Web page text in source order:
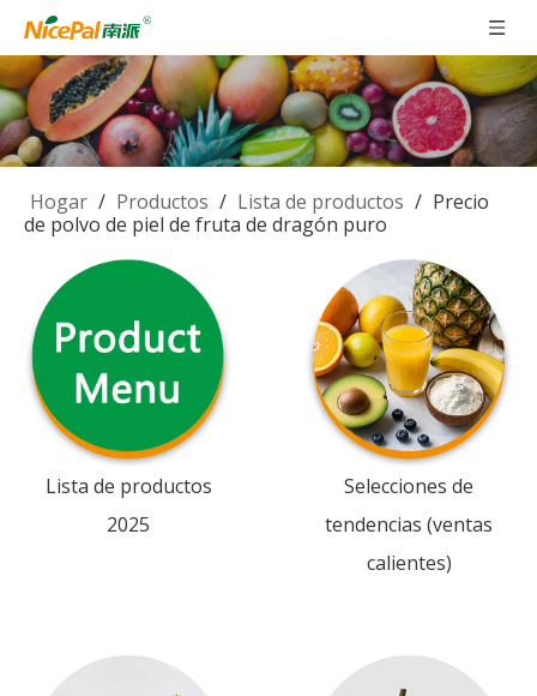
Hogar / Productos / Lista de productos / Precio
de polvo de piel de fruta de dragón puro
Lista de productos
2025
Selecciones de
tendencias (ventas
calientes)